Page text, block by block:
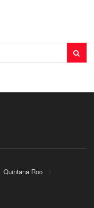
Quintana Roo